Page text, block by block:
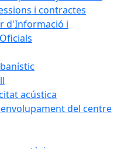
i contractes
d'Informació i
acústica
del centre